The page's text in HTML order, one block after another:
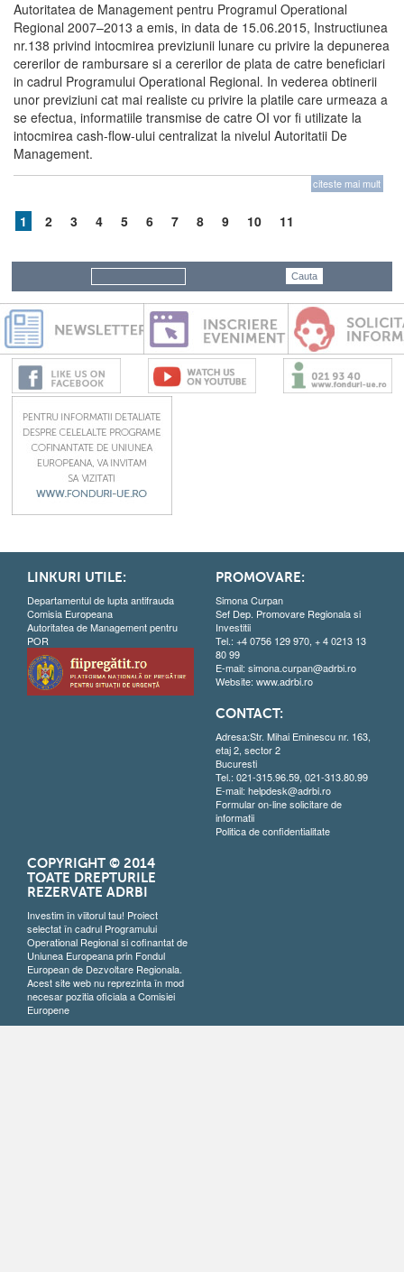
Autoritatea de Management pentru Programul Operational
Regional 2007–2013 a emis, in data de 15.06.2015, Instructiunea
nr.138 privind intocmirea previziunii lunare cu privire la depunerea
cererilor de rambursare si a cererilor de plata de catre beneficiari
in cadrul Programului Operational Regional. In vederea obtinerii
unor previziuni cat mai realiste cu privire la platile care urmeaza a
se efectua, informatiile transmise de catre OI vor fi utilizate la
intocmirea cash-flow-ului centralizat la nivelul Autoritatii De
Management.
citeste mai mult
1 2 3 4 5 6 7 8 9 10 11
LINKURI UTILE:
Departamentul de lupta antifrauda
Comisia Europeana
Autoritatea de Management pentru
POR
PROMOVARE:
Simona Curpan
Sef Dep. Promovare Regionala si
Investitii
Tel.: +4 0756 129 970, + 4 0213 13
80 99
E-mail: simona.curpan@adrbi.ro
Website: www.adrbi.ro
CONTACT:
Adresa:Str. Mihai Eminescu nr. 163,
etaj 2, sector 2
Bucuresti
Tel.: 021-315.96.59, 021-313.80.99
E-mail: helpdesk@adrbi.ro
Formular on-line solicitare de
informatii
Politica de confidentialitate
COPYRIGHT © 2014
TOATE DREPTURILE
REZERVATE ADRBI
Investim în viitorul tau! Proiect
selectat în cadrul Programului
Operational Regional si cofinantat de
Uniunea Europeana prin Fondul
European de Dezvoltare Regionala.
Acest site web nu reprezinta în mod
necesar pozitia oficiala a Comisiei
Europene